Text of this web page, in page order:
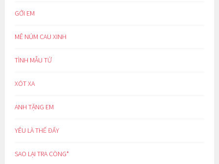
GỞI EM
MÊ NÚM CAU XINH
TÌNH MẪU TỬ
XÓT XA
ANH TẶNG EM
YÊU LÀ THẾ ĐẤY
SAO LẠI TRA CÒNG*